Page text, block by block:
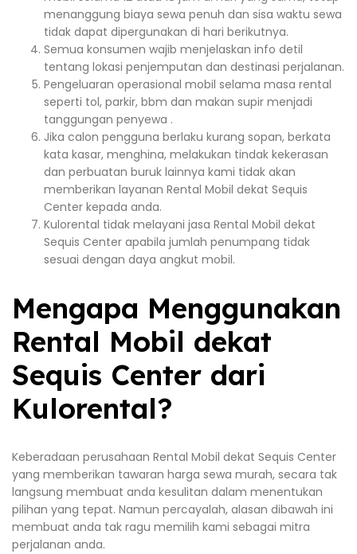
menanggung biaya sewa penuh dan sisa waktu sewa
tidak dapat dipergunakan di hari berikutnya.
Semua konsumen wajib menjelaskan info detil
tentang lokasi penjemputan dan destinasi perjalanan.
Pengeluaran operasional mobil selama masa rental
seperti tol, parkir, bbm dan makan supir menjadi
tanggungan penyewa .
Jika calon pengguna berlaku kurang sopan, berkata
kata kasar, menghina, melakukan tindak kekerasan
dan perbuatan buruk lainnya kami tidak akan
memberikan layanan Rental Mobil dekat Sequis
Center kepada anda.
Kulorental tidak melayani jasa Rental Mobil dekat
Sequis Center apabila jumlah penumpang tidak
sesuai dengan daya angkut mobil.
Mengapa Menggunakan
Rental Mobil dekat
Sequis Center dari
Kulorental?
Keberadaan perusahaan Rental Mobil dekat Sequis Center
yang memberikan tawaran harga sewa murah, secara tak
langsung membuat anda kesulitan dalam menentukan
pilihan yang tepat. Namun percayalah, alasan dibawah ini
membuat anda tak ragu memilih kami sebagai mitra
perjalanan anda.